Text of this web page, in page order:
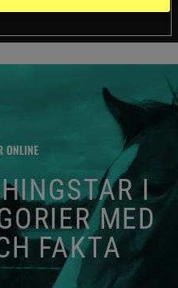
ONLINE
I
MED
FAKTA